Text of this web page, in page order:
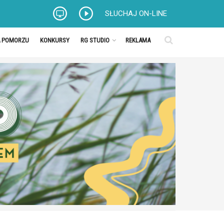
SŁUCHAJ ON-LINE
KONKURSY RG STUDIO REKLAMA